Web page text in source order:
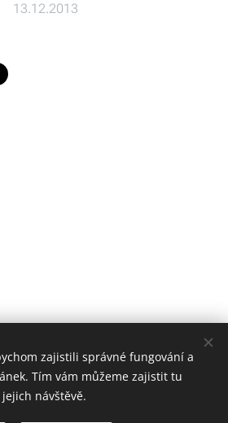
13.12.2013
zajistili správné fungování a
Tím vám můžeme zajistit tu
návštěvě.